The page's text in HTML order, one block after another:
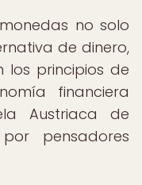
no solo
de dinero,
los principios de
financiera
Austriaca de
pensadores